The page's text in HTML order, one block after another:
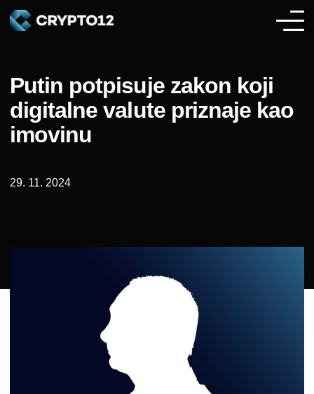
Putin potpisuje zakon koji
digitalne valute priznaje kao
imovinu
29. 11. 2024